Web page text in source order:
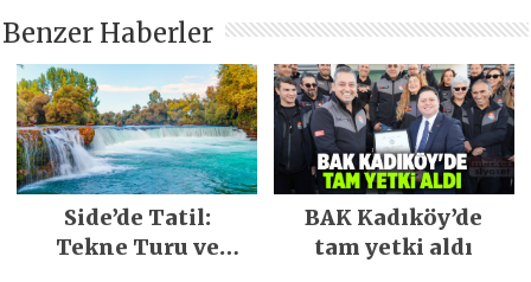
Benzer Haberler
Side’de Tatil:
Tekne Turu ve
BAK Kadıköy’de
tam yetki aldı